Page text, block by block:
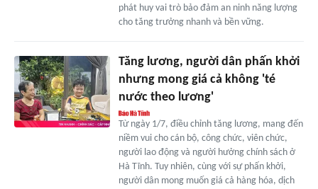
phát huy vai trò bảo đảm an ninh năng lượng
cho tăng trưởng nhanh và bền vững.
Tăng lương, người dân phấn khởi
nhưng mong giá cả không 'té
nước theo lương'
Từ ngày 1/7, điều chỉnh tăng lương, mang đến
niềm vui cho cán bộ, công chức, viên chức,
người lao động và người hưởng chính sách ở
Hà Tĩnh. Tuy nhiên, cùng với sự phấn khởi,
người dân mong muốn giá cả hàng hóa, dịch